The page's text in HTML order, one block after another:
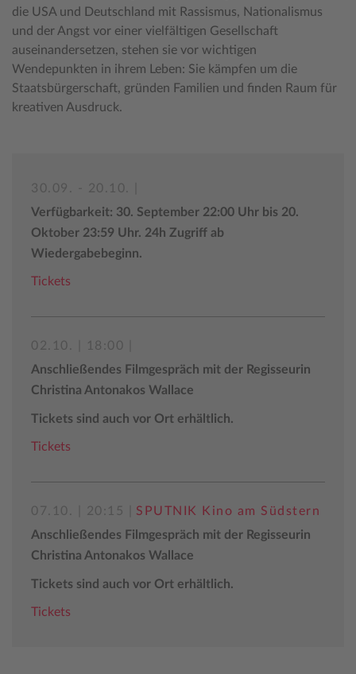
die USA und Deutschland mit Rassismus, Nationalismus
und der Angst vor einer vielfältigen Gesellschaft
auseinandersetzen, stehen sie vor wichtigen
Wendepunkten in ihrem Leben: Sie kämpfen um die
Staatsbürgerschaft, gründen Familien und finden Raum für
kreativen Ausdruck.
30.09. - 20.10. |
Verfügbarkeit: 30. September 22:00 Uhr bis 20.
Oktober 23:59 Uhr. 24h Zugriff ab
Wiedergabebeginn.
Tickets
02.10. | 18:00 |
Anschließendes Filmgespräch mit der Regisseurin
Christina Antonakos Wallace
Tickets sind auch vor Ort erhältlich.
Tickets
07.10. | 20:15 |
SPUTNIK Kino am Südstern
Anschließendes Filmgespräch mit der Regisseurin
Christina Antonakos Wallace
Tickets sind auch vor Ort erhältlich.
Tickets